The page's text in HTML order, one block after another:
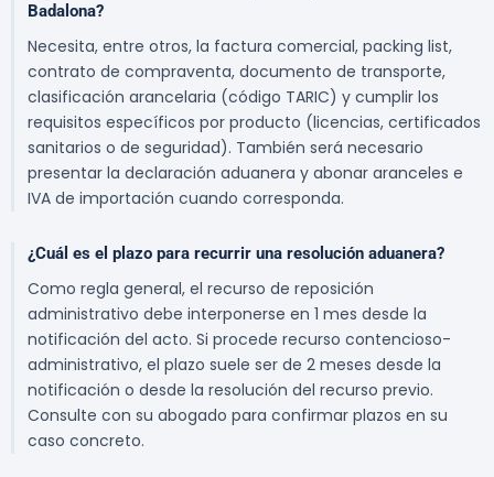
Badalona?
Necesita, entre otros, la factura comercial, packing list,
contrato de compraventa, documento de transporte,
clasificación arancelaria (código TARIC) y cumplir los
requisitos específicos por producto (licencias, certificados
sanitarios o de seguridad). También será necesario
presentar la declaración aduanera y abonar aranceles e
IVA de importación cuando corresponda.
¿Cuál es el plazo para recurrir una resolución aduanera?
Como regla general, el recurso de reposición
administrativo debe interponerse en 1 mes desde la
notificación del acto. Si procede recurso contencioso-
administrativo, el plazo suele ser de 2 meses desde la
notificación o desde la resolución del recurso previo.
Consulte con su abogado para confirmar plazos en su
caso concreto.